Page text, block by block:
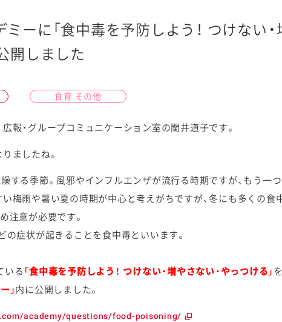
ーに「食中毒を予防しよう！ つけない・
開しました
食育 その他
・グループコミュニケーション室の閏井道子です。
ましたね。
する季節。風邪やインフルエンザが流行る時期ですが、もう一
梅雨や暑い夏の時期が中心と考えがちですが、冬にも多くの食
注意が必要です。
の症状が起きることを食中毒といいます。
いる 「食中毒を予防しよう！ つけない・増やさない・やっつける」
」内に公開しました。
academy/questions/food-poisoning/